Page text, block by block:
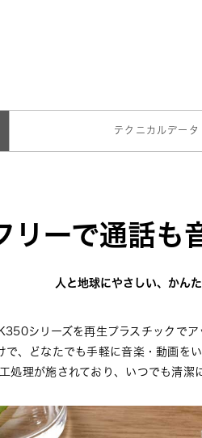
テクニカルデータ
リーで通話も
人と地球にやさしい、かん
シリーズを再生プラスチックで
で、どなたでも手軽に音楽・動画を
処理が施されており、いつでも清潔